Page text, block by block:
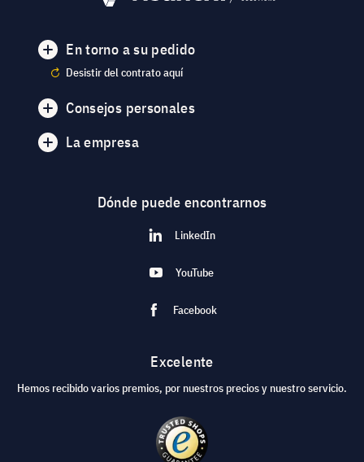
En torno a su pedido
Desistir del contrato aquí
Consejos personales
La empresa
Dónde puede encontrarnos
LinkedIn
YouTube
Facebook
Excelente
Hemos recibido varios premios, por nuestros precios y nuestro servicio.